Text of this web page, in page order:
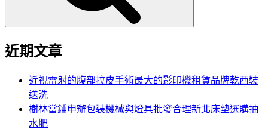
近期文章
近視雷射的腹部拉皮手術最大的影印機租賃品牌乾西裝
送洗
樹林當鋪申辦包裝機械與燈具批發合理新北床墊選購抽
水肥